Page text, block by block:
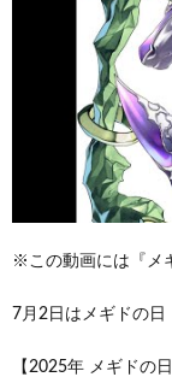
※この動画には『メ
7月2日はメギドの日
【2025年 メギドの